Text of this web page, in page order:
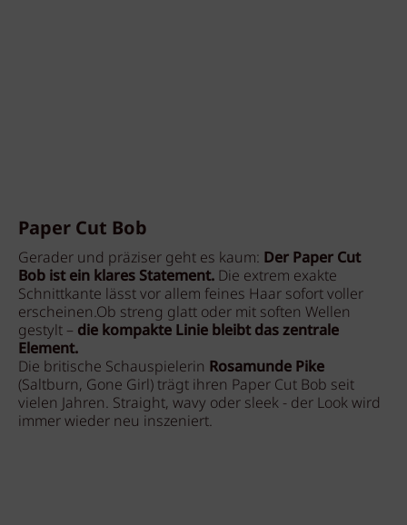
Paper Cut Bob
Gerader und präziser geht es kaum: Der Paper Cut
Bob ist ein klares Statement. Die extrem exakte
Schnittkante lässt vor allem feines Haar sofort voller
erscheinen.Ob streng glatt oder mit soften Wellen
gestylt – die kompakte Linie bleibt das zentrale
Element.
Die britische Schauspielerin Rosamunde Pike
(Saltburn, Gone Girl) trägt ihren Paper Cut Bob seit
vielen Jahren. Straight, wavy oder sleek - der Look wird
immer wieder neu inszeniert.